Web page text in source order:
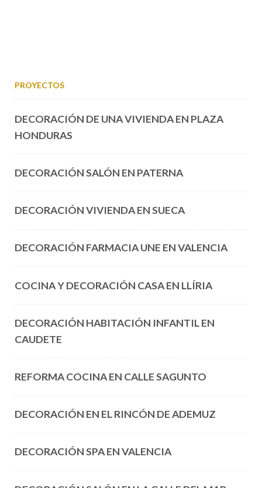
PROYECTOS
DECORACIÓN DE UNA VIVIENDA EN PLAZA
HONDURAS
DECORACIÓN SALÓN EN PATERNA
DECORACIÓN VIVIENDA EN SUECA
DECORACIÓN FARMACIA UNE EN VALENCIA
COCINA Y DECORACIÓN CASA EN LLÍRIA
DECORACIÓN HABITACIÓN INFANTIL EN
CAUDETE
REFORMA COCINA EN CALLE SAGUNTO
DECORACIÓN EN EL RINCÓN DE ADEMUZ
DECORACIÓN SPA EN VALENCIA